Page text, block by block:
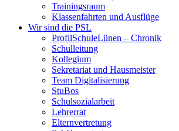
Trainingsraum
Klassenfahrten und Ausflüge
Wir sind die PSL
ProfilSchuleLünen – Chronik
Schulleitung
Kollegium
Sekretariat und Hausmeister
Team Digitalisierung
StuBos
Schulsozialarbeit
Lehrerrat
Elternvertretung